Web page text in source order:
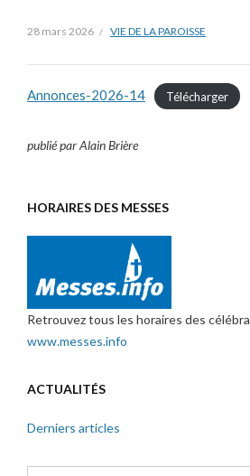
28 mars 2026 VIE DE LA PAROISSE
Annonces-2026-14 Télécharger
publié par Alain Brière
HORAIRES DES MESSES
Retrouvez tous les horaires des
www.messes.info
ACTUALITÉS
Derniers articles